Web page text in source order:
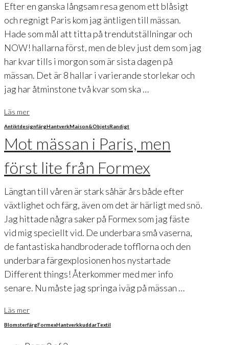
Efter en ganska långsam resa genom ett blåsigt
och regnigt Paris kom jag äntligen till mässan.
Hade som mål att titta på trendutställningar och
NOW! hallarna först, men de blev just dem som jag
har kvar tills i morgon som är sista dagen på
mässan. Det är 8 hallar i varierande storlekar och
jag har åtminstone två kvar som ska …
Läs mer
AntiktdesignfärgHantverkMaison&ObjetsRandigt
Mot mässan i Paris, men
först lite från Formex
Längtan till våren är stark såhär års både efter
växtlighet och färg, även om det är härligt med snö.
Jag hittade några saker på Formex som jag fäste
vid mig speciellt vid. De underbara små vaserna,
de fantastiska handbroderade tofflorna och den
underbara färgexplosionen hos nystartade
Different things! Återkommer med mer info
senare. Nu måste jag springa iväg på mässan …
Läs mer
BlomsterfärgFormexHantverkkuddarTextil